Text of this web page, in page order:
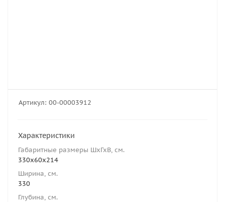
Артикул: 00-00003912
Характеристики
Габаритные размеры ШхГхВ, см.
330х60х214
Ширина, см.
330
Глубина, см.